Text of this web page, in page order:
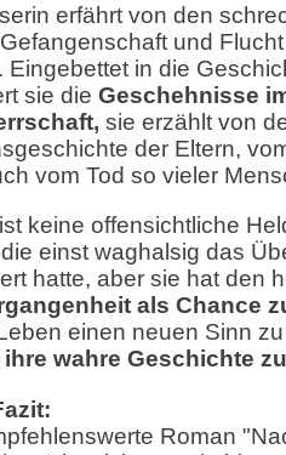
erfährt von den
und
Eingebettet in die
sie die Geschehnisse
sie erzählt von
der Eltern,
vom Tod so vieler
keine offensichtliche
einst waghalsig das
hatte, aber sie hat den
als Chance
einen neuen Sinn
wahre Geschichte
Roman